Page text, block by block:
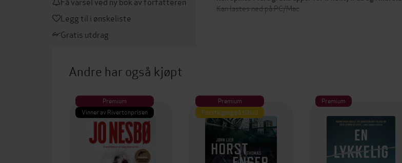
Legg til i ønskeliste
Gratis utdrag
Kan lastes ned på PC/Mac
Andre har også kjøpt
Premium
Vinner av Rivertonprisen
Premium
Første gang på tilbud
Premium